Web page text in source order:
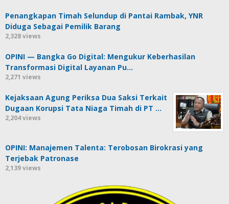
Penangkapan Timah Selundup di Pantai Rambak, YNR
Diduga Sebagai Pemilik Barang
2,328 views
OPINI — Bangka Go Digital: Mengukur Keberhasilan
Transformasi Digital Layanan Pu…
2,271 views
Kejaksaan Agung Periksa Dua Saksi Terkait
Dugaan Korupsi Tata Niaga Timah di PT …
2,204 views
OPINI: Manajemen Talenta: Terobosan Birokrasi yang
Terjebak Patronase
2,139 views